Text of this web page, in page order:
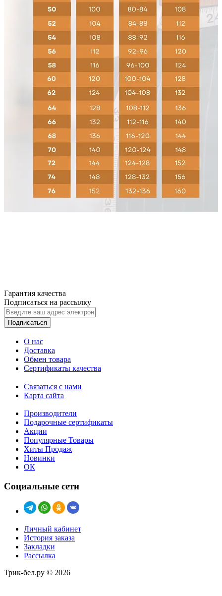
Гарантия качества
Подписаться на рассылку
Подписаться
О нас
Доставка
Обмен товара
Сертификаты качества
Связаться с нами
Карта сайта
Производители
Подарочные сертификаты
Акции
Популярные Товары
Хиты Продаж
Новинки
ОК
Социальные сети
Личный кабинет
История заказа
Закладки
Рассылка
Трик-бел.ру © 2026